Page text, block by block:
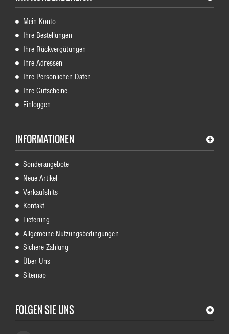
Mein Konto
Ihre Bestellungen
Ihre Rückvergütungen
Ihre Adressen
Ihre Persönlichen Daten
Ihre Gutscheine
Einloggen
INFORMATIONEN
Sonderangebote
Neue Artikel
Verkaufshits
Kontakt
Lieferung
Allgemeine Nutzungsbedingungen
Sichere Zahlung
Über Uns
Sitemap
FOLGEN SIE UNS